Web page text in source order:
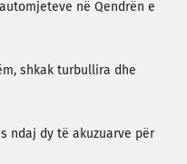
në Qendrën e
shkak turbullira dhe
ndaj dy të akuzuarve për